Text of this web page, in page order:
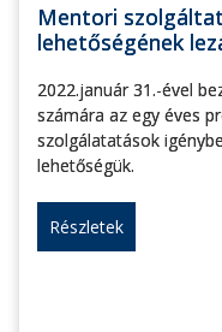
Mentori
lehetőségének
2022.január 31.-ével
számára az egy éves
szolgálatatások
lehetőségük.
Részletek